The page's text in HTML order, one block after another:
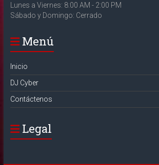
Lunes a Viernes: 8:00 AM - 2:00 PM
Sábado y Domingo: Cerrado
Menú
Inicio
DJ Cyber
Contáctenos
Legal